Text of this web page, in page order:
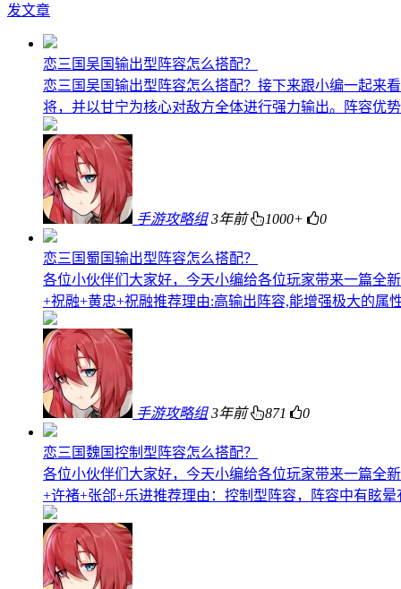
发文章
恋三国吴国输出型阵容怎么搭配？
恋三国吴国输出型阵容怎么搭配？接下来跟小编一起来
将，并以甘宁为核心对敌方全体进行强力输出。阵容优
手游攻略组 3年前 1000+ 0
恋三国蜀国输出型阵容怎么搭配？
各位小伙伴们大家好，今天小编给各位玩家带来一篇全
+祝融+黄忠+祝融推荐理由:高输出阵容,能增强极大的属
手游攻略组 3年前 871 0
恋三国魏国控制型阵容怎么搭配？
各位小伙伴们大家好，今天小编给各位玩家带来一篇全
+许褚+张郃+乐进推荐理由：控制型阵容，阵容中有眩